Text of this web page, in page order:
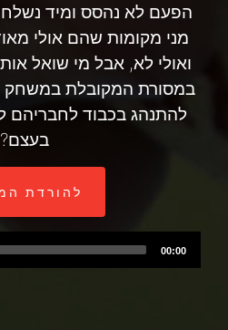
הפעם לא נהסס ומיד
מני מקומות שהם אולי
ואולי לא, אבל מי שואל
במסורת המקובלת במשחק
להתנהג בכבוד לחבריהם
בעצם?
להורדת
Audio
Player
00:00